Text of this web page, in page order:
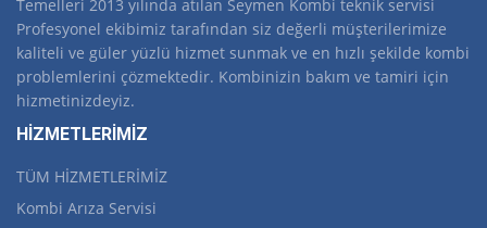
Temelleri 2013 yılında atılan Seymen Kombi teknik servisi
Profesyonel ekibimiz tarafından siz değerli müşterilerimize
kaliteli ve güler yüzlü hizmet sunmak ve en hızlı şekilde kombi
problemlerini çözmektedir. Kombinizin bakım ve tamiri için
hizmetinizdeyiz.
HİZMETLERİMİZ
TÜM HİZMETLERİMİZ
Kombi Arıza Servisi